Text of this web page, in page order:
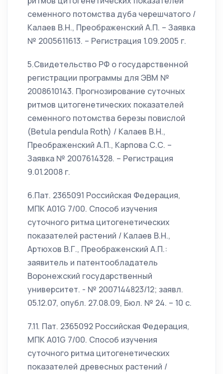
семенного потомства дуба черешчатого /
Калаев В.Н., Преображенский А.П. – Заявка
№ 2005611613. – Регистрация 1.09.2005 г.
5.Свидетельство РФ о государственной
регистрации программы для ЭВМ №
2008610143. Прогнозирование суточных
ритмов цитогенетических показателей
семенного потомства березы повислой
(Betula pendula Roth) / Калаев В.Н.,
Преображенский А.П., Карпова С.С. –
Заявка № 2007614328. – Регистрация
9.01.2008 г.
6.Пат. 2365091 Российская Федерация,
МПК А01G 7/00. Способ изучения
суточного ритма цитогенетических
показателей растений / Калаев В.Н.,
Артюхов В.Г., Преображенский А.П.:
заявитель и патентообладатель
Воронежский государственный
университет. - № 2007144823/12; заявл.
05.12.07, опубл. 27.08.09, Бюл. № 24. – 10 с.
7.11. Пат. 2365092 Российская Федерация,
МПК А01G 7/00. Способ изучения
суточного ритма цитогенетических
показателей древесных растений /